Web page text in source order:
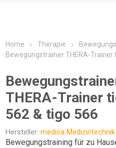
STETHOSKOP
Home Therapie
Bewegungstrainer THERA-Trainer
THERA-Trainer
562 & tigo 566
Hersteller: medica Medizintechnik
Bewegungstraining für zu